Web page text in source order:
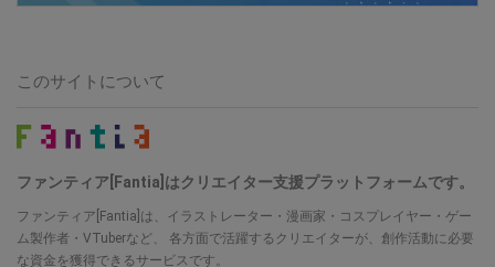
このサイトについて
ファンティア[Fantia]はクリエイター支援プラットフォームです。
ファンティア[Fantia]は、イラストレーター・漫画家・コスプレイヤー・ゲー
ム製作者・VTuberなど、 各方面で活躍するクリエイターが、創作活動に必要
な資金を獲得できるサービスです。